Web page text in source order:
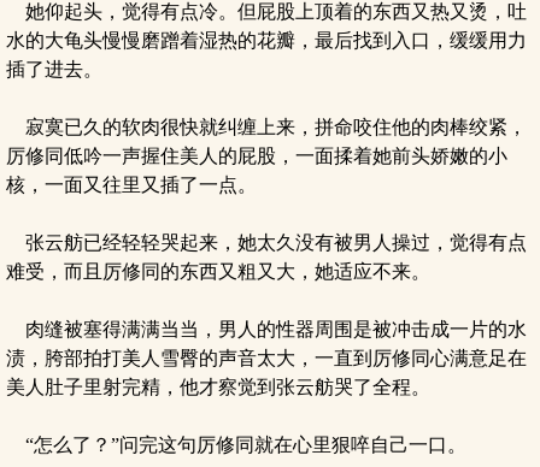
她仰起头，觉得有点冷。但屁股上顶着的东西又热又烫，吐
水的大龟头慢慢磨蹭着湿热的花瓣，最后找到入口，缓缓用力
插了进去。
寂寞已久的软肉很快就纠缠上来，拼命咬住他的肉棒绞紧，
厉修同低吟一声握住美人的屁股，一面揉着她前头娇嫩的小
核，一面又往里又插了一点。
张云舫已经轻轻哭起来，她太久没有被男人操过，觉得有点
难受，而且厉修同的东西又粗又大，她适应不来。
肉缝被塞得满满当当，男人的性器周围是被冲击成一片的水
渍，胯部拍打美人雪臀的声音太大，一直到厉修同心满意足在
美人肚子里射完精，他才察觉到张云舫哭了全程。
“怎么了？”问完这句厉修同就在心里狠啐自己一口。